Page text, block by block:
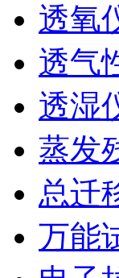
透氧
透气
透湿
蒸发
总迁
万能